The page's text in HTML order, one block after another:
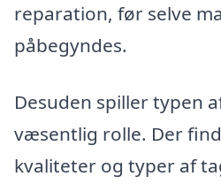
reparation, før selve
påbegyndes.
Desuden spiller typen
væsentlig rolle. Der
kvaliteter og typer af